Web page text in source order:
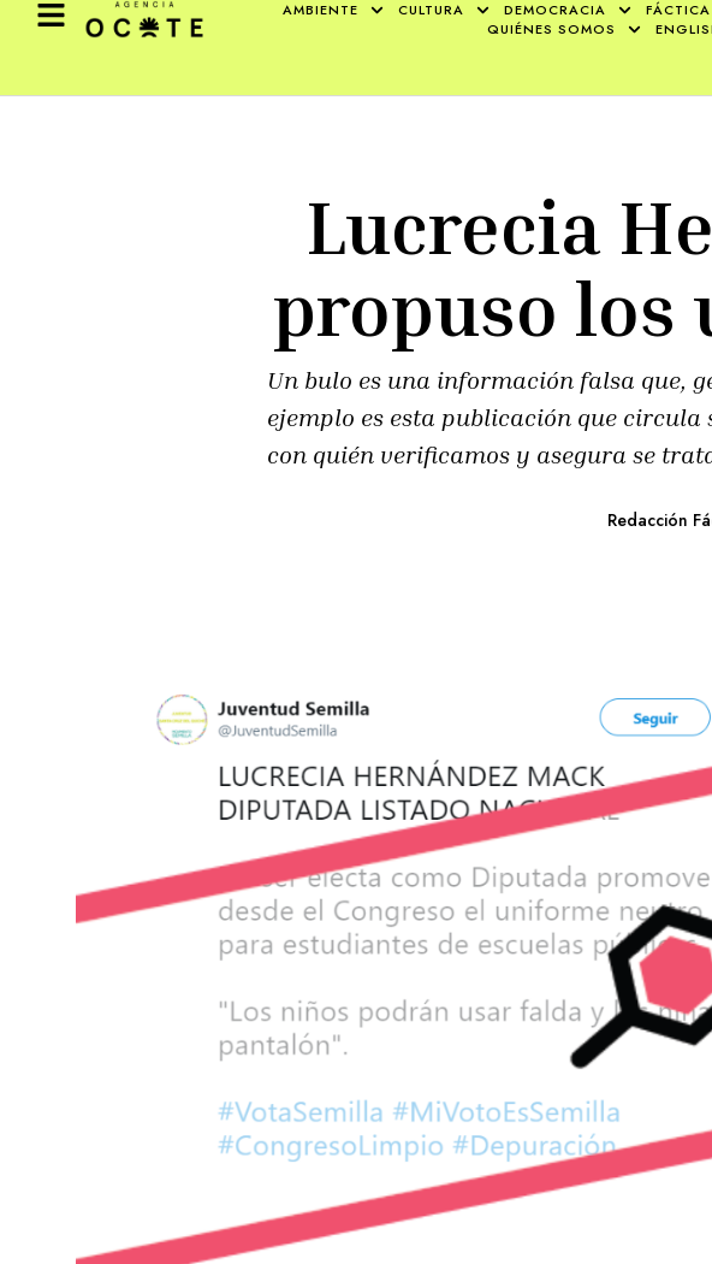
AMBIENTE CULTURA DEMOCRACIA FÁCTICA
QUIÉNES SOMOS
Lucrecia
propuso los
Un bulo es una información falsa que,
ejemplo es esta publicación que
con quién verificamos y asegura se
Redacción